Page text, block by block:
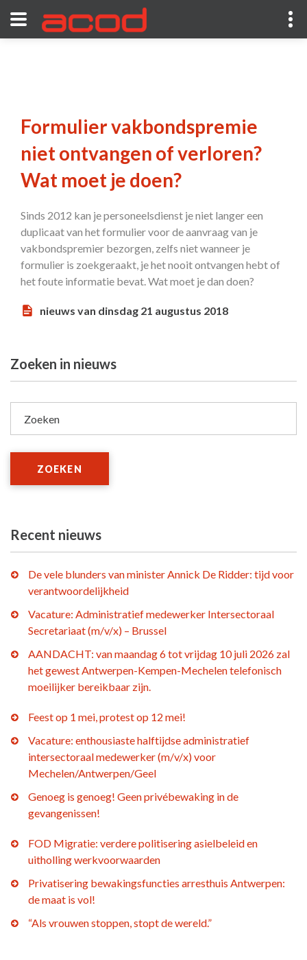
Formulier vakbondspremie
niet ontvangen of verloren?
Wat moet je doen?
Sinds 2012 kan je personeelsdienst je niet langer een
duplicaat van het formulier voor de aanvraag van je
vakbondspremier bezorgen, zelfs niet wanneer je
formulier is zoekgeraakt, je het nooit ontvangen hebt of
het foute informatie bevat. Wat moet je dan doen?
nieuws van dinsdag 21 augustus 2018
Zoeken in nieuws
Zoeken
ZOEKEN
Recent nieuws
De vele blunders van minister Annick De Ridder: tijd voor
verantwoordelijkheid
Vacature: Administratief medewerker Intersectoraal
Secretariaat (m/v/x) – Brussel
AANDACHT: van maandag 6 tot vrijdag 10 juli 2026 zal
het gewest Antwerpen-Kempen-Mechelen telefonisch
moeilijker bereikbaar zijn.
Feest op 1 mei, protest op 12 mei!
Vacature: enthousiaste halftijdse administratief
intersectoraal medewerker (m/v/x) voor
Mechelen/Antwerpen/Geel
Genoeg is genoeg! Geen privébewaking in de
gevangenissen!
FOD Migratie: verdere politisering asielbeleid en
uitholling werkvoorwaarden
Privatisering bewakingsfuncties arresthuis Antwerpen:
de maat is vol!
“Als vrouwen stoppen, stopt de wereld.”